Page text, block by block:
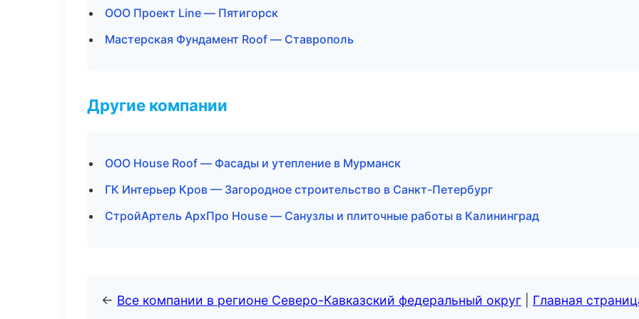
ООО Проект Line — Пятигорск
Мастерская Фундамент Roof — Ставрополь
Другие компании
ООО House Roof — Фасады и утепление в Мурманск
ГК Интерьер Кров — Загородное строительство в Санкт-Петербург
СтройАртель АрхПро House — Санузлы и плиточные работы в Калининград
← Все компании в регионе Северо-Кавказский федеральный округ Главная